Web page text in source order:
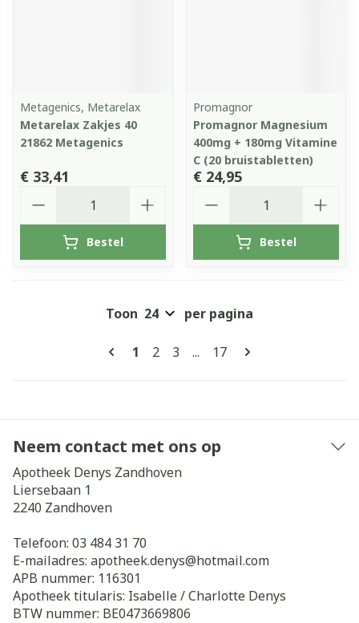
Metagenics, Metarelax
Metarelax Zakjes 40
21862 Metagenics
€ 33,41
Bestel
Promagnor
Promagnor Magnesium
400mg + 180mg Vitamine
C (20 bruistabletten)
€ 24,95
Bestel
Pagina's
U lees momenteel pagina
1 Pagina
2 Pagina
3 ... Pagina
17
Toon per pagina
Neem contact met ons op
Apotheek Denys Zandhoven
Liersebaan 1
2240 Zandhoven
Telefoon: 03 484 31 70
E-mailadres: apotheek.denys@hotmail.com
APB nummer: 116301
Apotheek titularis: Isabelle / Charlotte Denys
BTW nummer: BE0473669806